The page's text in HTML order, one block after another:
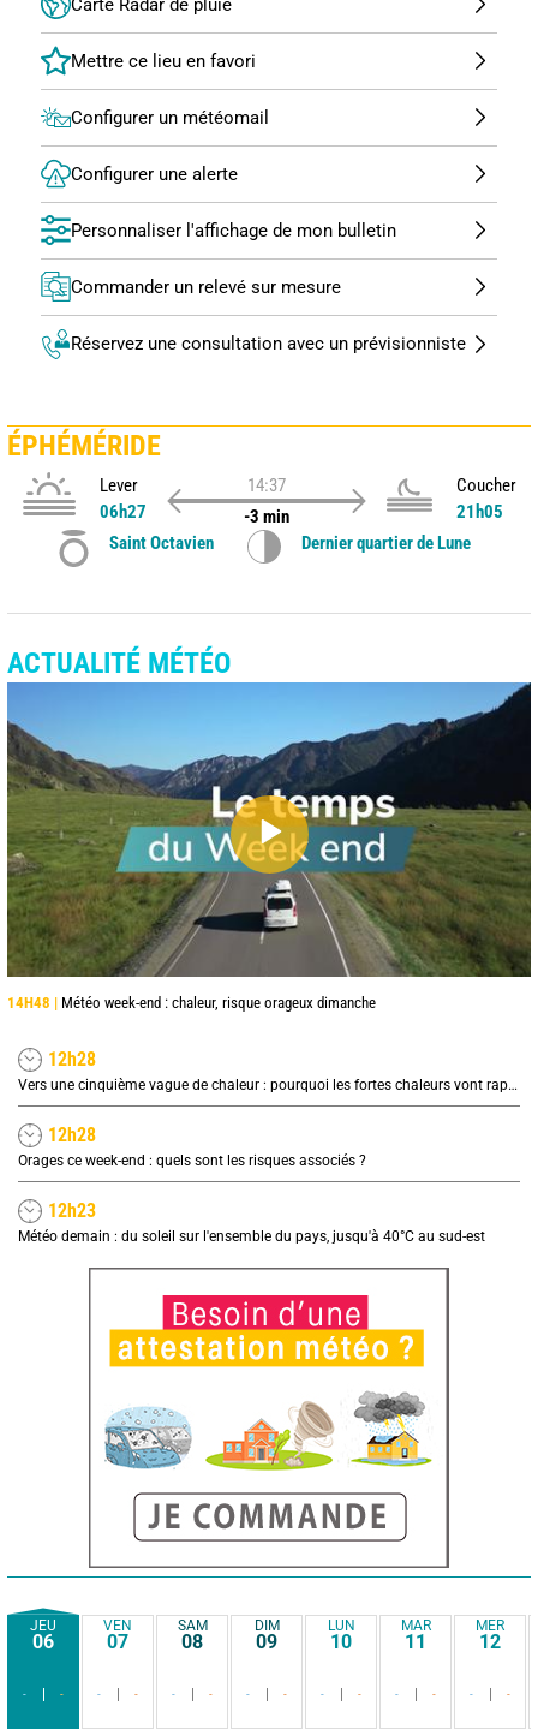
Carte Radar de pluie
Configurer un météomail
Configurer une alerte
Personnaliser l'affichage de mon bulletin
Commander un relevé sur mesure
Réservez une consultation avec un prévisionniste
ÉPHÉMÉRIDE
Lever
06h27
14:37
-3 min
Coucher
21h05
Saint Octavien
Dernier quartier de Lune
ACTUALITÉ MÉTÉO
14H48 | Météo week-end : chaleur, risque orageux dimanche
12h28
Vers une cinquième vague de chaleur : pourquoi les fortes chaleurs vont rapidement revenir en France
12h28
Orages ce week-end : quels sont les risques associés ?
12h23
Météo demain : du soleil sur l'ensemble du pays, jusqu'à 40°C au sud-est
JEU
06
- -
VEN
07
- -
SAM
08
- -
DIM
09
- -
LUN
10
- -
MAR
11
- -
MER
12
- -